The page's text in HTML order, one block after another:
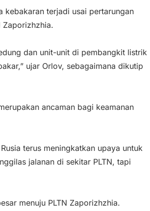
kebakaran terjadi usai pertarungan
Zaporizhzhia.
dan unit-unit di pembangkit listrik
ujar Orlov, sebagaimana dikutip
ancaman bagi keamanan
terus meningkatkan upaya untuk
jalanan di sekitar PLTN, tapi
menuju PLTN Zaporizhzhia.